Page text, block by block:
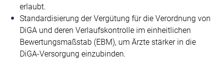
erlaubt.
Standardisierung der Vergütung für die Verordnung von
DiGA und deren Verlaufskontrolle im einheitlichen
Bewertungsmaßstab (EBM), um Ärzte stärker in die
DiGA-Versorgung einzubinden.